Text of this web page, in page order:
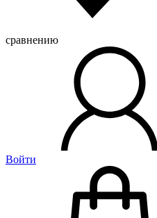
сравнению
Войти